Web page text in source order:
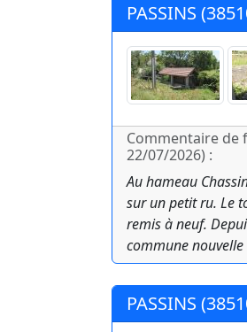
PASSINS
Commentaire de
22/07/2026) :
Au hameau
sur un petit ru. Le
remis à neuf.
commune
PASSINS